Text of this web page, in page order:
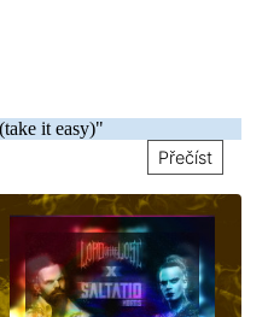
it easy)"
Přečíst